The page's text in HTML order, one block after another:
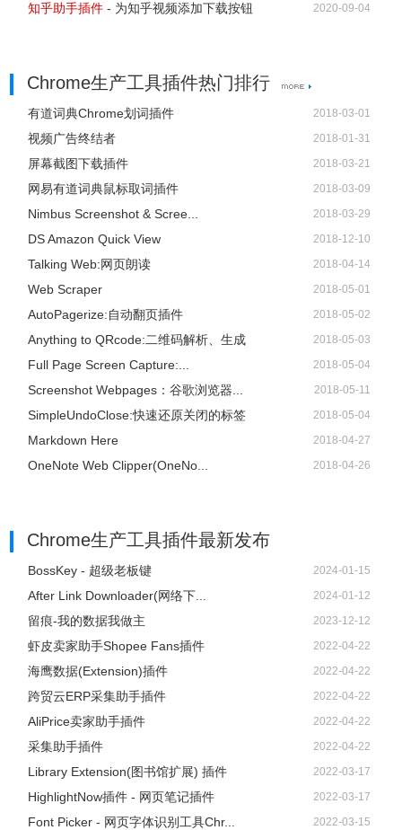
知乎助手插件 - 为知乎视频添加下载按钮 2020-09-04
Chrome生产工具插件热门排行
有道词典Chrome划词插件 2018-03-01
视频广告终结者 2018-01-31
屏幕截图下载插件 2018-03-21
网易有道词典鼠标取词插件 2018-03-09
Nimbus Screenshot & Scree... 2018-03-29
DS Amazon Quick View 2018-12-10
Talking Web:网页朗读 2018-04-14
Web Scraper 2018-05-01
AutoPagerize:自动翻页插件 2018-05-02
Anything to QRcode:二维码解析、生成 2018-05-03
Full Page Screen Capture:... 2018-05-04
Screenshot Webpages：谷歌浏览器... 2018-05-11
SimpleUndoClose:快速还原关闭的标签 2018-05-04
Markdown Here 2018-04-27
OneNote Web Clipper(OneNo... 2018-04-26
Chrome生产工具插件最新发布
BossKey - 超级老板键 2024-01-15
After Link Downloader(网络下... 2024-01-12
留痕-我的数据我做主 2023-12-12
虾皮卖家助手Shopee Fans插件 2022-04-22
海鹰数据(Extension)插件 2022-04-22
跨贸云ERP采集助手插件 2022-04-22
AliPrice卖家助手插件 2022-04-22
采集助手插件 2022-04-22
Library Extension(图书馆扩展) 插件 2022-03-17
HighlightNow插件 - 网页笔记插件 2022-03-17
Font Picker - 网页字体识别工具Chr... 2022-03-15